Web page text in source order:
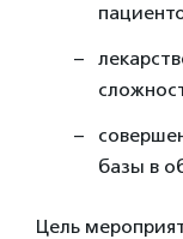
базы в
Цель